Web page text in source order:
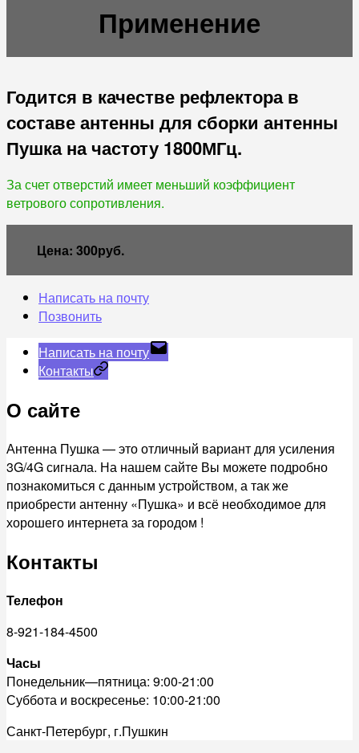
Применение
Годится в качестве рефлектора в
составе антенны для сборки антенны
Пушка на частоту 1800МГц.
За счет отверстий имеет меньший коэффициент
ветрового сопротивления.
Цена: 300руб.
Написать на почту
Позвонить
Написать на почту
Контакты
О сайте
Антенна Пушка — это отличный вариант для усиления
3G/4G сигнала. На нашем сайте Вы можете подробно
познакомиться с данным устройством, а так же
приобрести антенну «Пушка» и всё необходимое для
хорошего интернета за городом !
Контакты
Телефон
8-921-184-4500
Часы
Понедельник—пятница: 9:00-21:00
Суббота и воскресенье: 10:00-21:00
Санкт-Петербург, г.Пушкин